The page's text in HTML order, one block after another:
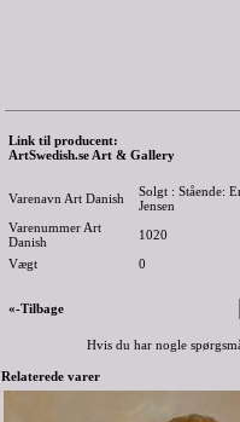
Link til producent:
ArtSwedish.se Art & Gallery
Varenavn Art Danish
Solgt : Stående:
Jensen
Varenummer Art
Danish
1020
Vægt
0
«-Tilbage
Hvis du har nogle
Relaterede varer